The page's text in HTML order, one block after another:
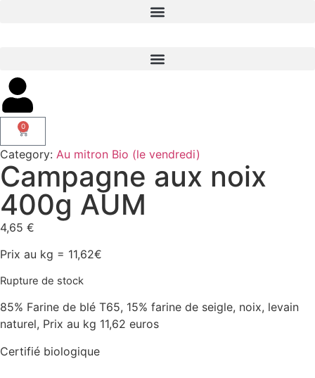
0
Category: Au mitron Bio (le vendredi)
Campagne aux noix
400g AUM
4,65 €
Prix au kg = 11,62€
Rupture de stock
85% Farine de blé T65, 15% farine de seigle, noix, levain
naturel, Prix au kg 11,62 euros
Certifié biologique